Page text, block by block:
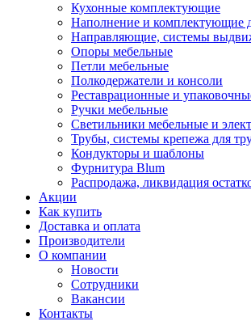
Кухонные комплектующие
Наполнение и комплектующие
Направляющие, системы
Опоры мебельные
Петли мебельные
Полкодержатели и консоли
Реставрационные и
Ручки мебельные
Светильники мебельные и
Трубы, системы крепежа для
Кондукторы и шаблоны
Фурнитура Blum
Распродажа, ликвидация
Акции
Как купить
Доставка и оплата
Производители
О компании
Новости
Сотрудники
Вакансии
Контакты